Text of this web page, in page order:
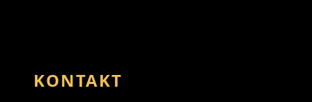
KONTAKT